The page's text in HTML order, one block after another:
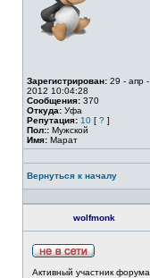
Зарегистрирован: 29 - апр -
2012 10:04:28
Сообщения: 370
Откуда: Уфа
Репутация: 10 [ ? ]
Пол:: Мужской
Имя: Марат
Вернуться к началу
wolfmonk
Активный участник форума